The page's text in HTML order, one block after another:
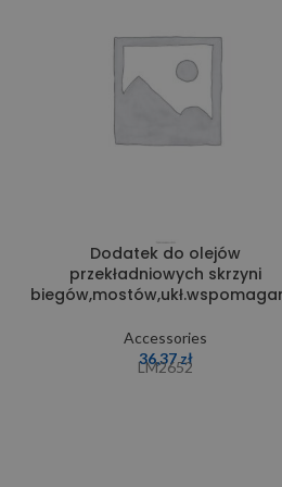
Dodatek do olejów
przekładniowych skrzyni
Accessories
36,37zł
LM2652